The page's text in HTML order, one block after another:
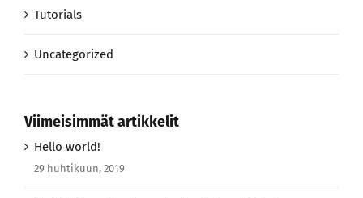
Tutorials
Uncategorized
Viimeisimmät artikkelit
Hello world!
29 huhtikuun, 2019